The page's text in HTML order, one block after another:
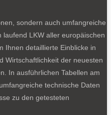
sondern auch umfangreiche
LKW aller europäischen
Ihnen detaillierte Einblicke in
Wirtschaftlichkeit der neuesten
In ausführlichen Tabellen am
technische Daten
zu den getesteten